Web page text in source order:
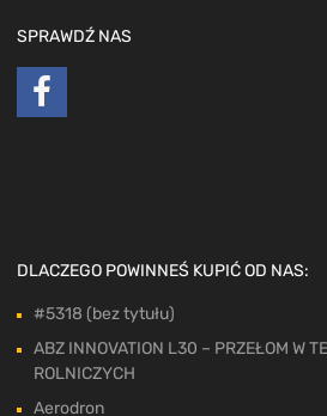
SPRAWDŹ NAS
DLACZEGO POWINNEŚ KUPIĆ OD NAS:
#5318 (bez tytułu)
ABZ INNOVATION L30 – PRZEŁOM W
ROLNICZYCH
Aerodron